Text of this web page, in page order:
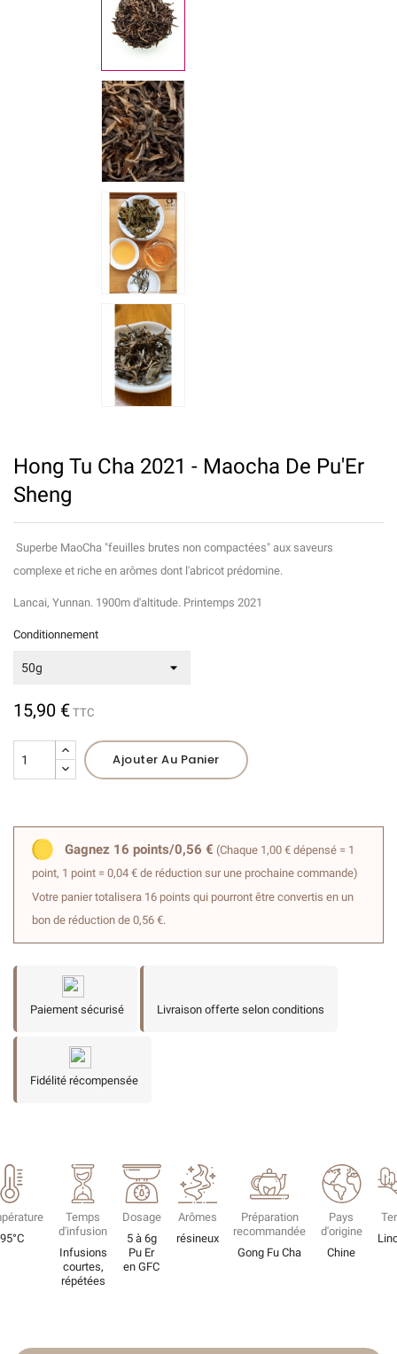
Hong Tu Cha 2021 - Maocha De Pu'Er
Sheng
Superbe MaoCha "feuilles brutes non compactées" aux saveurs
complexe et riche en arômes dont l'abricot prédomine.
Lancai, Yunnan. 1900m d'altitude. Printemps 2021
Conditionnement
15,90 € TTC
Ajouter Au Panier
Gagnez 16 points/0,56 € (Chaque 1,00 € dépensé = 1
point, 1 point = 0,04 € de réduction sur une prochaine commande)
Votre panier totalisera 16 points qui pourront être convertis en un
bon de réduction de 0,56 €.
Paiement sécurisé Livraison offerte selon conditions
Fidélité récompensée
95°C
Temps
d'infusion
Infusions
courtes,
répétées
Dosage
5 à 6g
Pu Er
en GFC
Arômes
résineux
Préparation
recommandée
Gong Fu Cha
Pays
d'origine
Chine